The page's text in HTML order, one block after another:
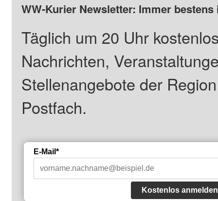
WW-Kurier Newsletter: Immer
Täglich um 20 Uhr
Nachrichten,
Stellenangebote der
Postfach.
E-Mail*
Kostenlos anmelden